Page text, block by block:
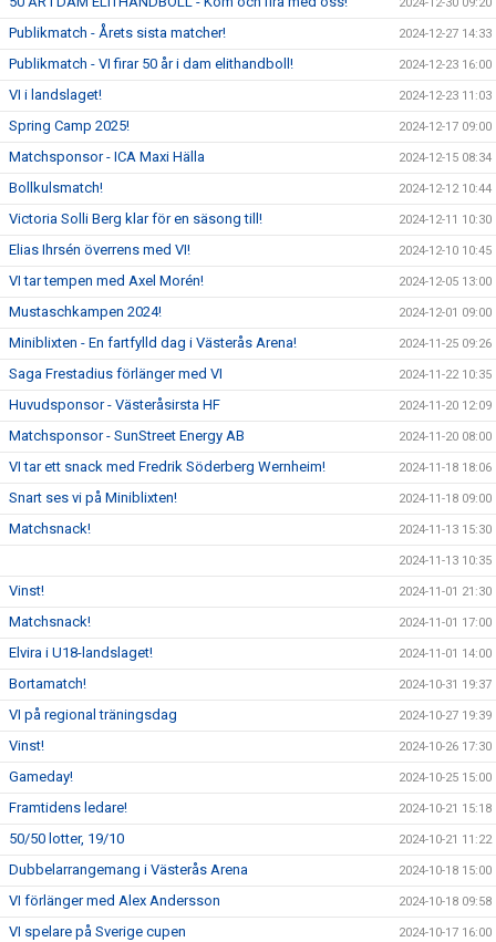
Publikmatch - Årets sista matcher! 2024-12-27 14:33
Publikmatch - VI firar 50 år i dam elithandboll! 2024-12-23 16:00
VI i landslaget! 2024-12-23 11:03
Spring Camp 2025! 2024-12-17 09:00
Matchsponsor - ICA Maxi Hälla 2024-12-15 08:34
Bollkulsmatch! 2024-12-12 10:44
Victoria Solli Berg klar för en säsong till! 2024-12-11 10:30
Elias Ihrsén överrens med VI! 2024-12-10 10:45
VI tar tempen med Axel Morén! 2024-12-05 13:00
Mustaschkampen 2024! 2024-12-01 09:00
Miniblixten - En fartfylld dag i Västerås Arena! 2024-11-25 09:26
Saga Frestadius förlänger med VI 2024-11-22 10:35
Huvudsponsor - Västeråsirsta HF 2024-11-20 12:09
Matchsponsor - SunStreet Energy AB 2024-11-20 08:00
VI tar ett snack med Fredrik Söderberg Wernheim! 2024-11-18 18:06
Snart ses vi på Miniblixten! 2024-11-18 09:00
Matchsnack! 2024-11-13 15:30
2024-11-13 10:35
Vinst! 2024-11-01 21:30
Matchsnack! 2024-11-01 17:00
Elvira i U18-landslaget! 2024-11-01 14:00
Bortamatch! 2024-10-31 19:37
VI på regional träningsdag 2024-10-27 19:39
Vinst! 2024-10-26 17:30
Gameday! 2024-10-25 15:00
Framtidens ledare! 2024-10-21 15:18
50/50 lotter, 19/10 2024-10-21 11:22
Dubbelarrangemang i Västerås Arena 2024-10-18 15:00
VI förlänger med Alex Andersson 2024-10-18 09:58
VI spelare på Sverige cupen 2024-10-17 16:00